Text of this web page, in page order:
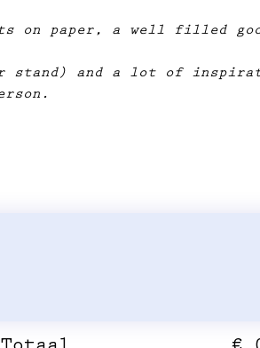
on paper, a well filled
stand) and a lot of